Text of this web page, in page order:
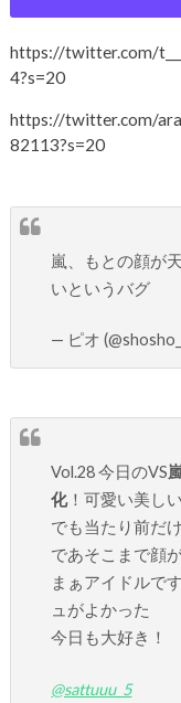
https://twitter.com/
4?s=20
https://twitter.com/
82113?s=20
嵐、もとの顔が
いというバグ
— ピオ
Vol.28 今日のVS
化！可愛い美し
でも当たり前だ
であそこまで顔
まぁアイドルで
ュがよかった
今日も大好き！
@sattuuu_5